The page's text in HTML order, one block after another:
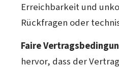
Erreichbarkeit und
Rückfragen oder
Faire
hervor, dass der